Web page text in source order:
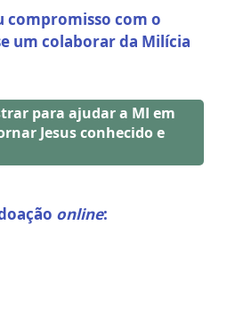
compromisso com o
um colaborar da Milícia
para ajudar a MI em
Jesus conhecido e
online: